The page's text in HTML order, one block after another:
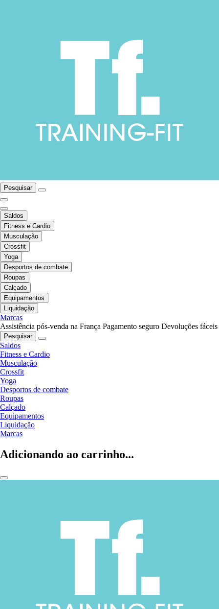
Pesquisar
Saldos
Fitness e Cardio
Musculação
Crossfit
Yoga
Desportos de combate
Roupas
Calçado
Equipamentos
Liquidação
Marcas
Assistência pós-venda na França Pagamento seguro Devoluções fáceis
Pesquisar
Saldos
Fitness e Cardio
Musculação
Crossfit
Yoga
Desportos de combate
Roupas
Calçado
Equipamentos
Liquidação
Marcas
Adicionando ao carrinho...